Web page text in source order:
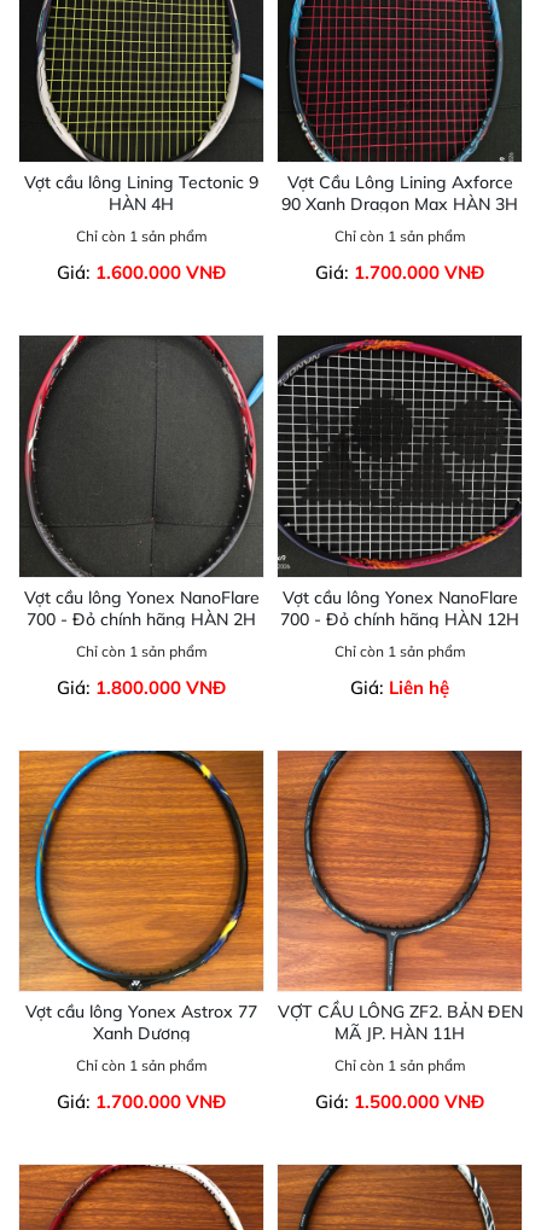
Vợt cầu lông Lining Tectonic 9
HÀN 4H
Chỉ còn 1 sản phẩm
Giá: 1.600.000 VNĐ
Vợt Cầu Lông Lining Axforce
90 Xanh Dragon Max HÀN 3H
Chỉ còn 1 sản phẩm
Giá: 1.700.000 VNĐ
Vợt cầu lông Yonex NanoFlare
700 - Đỏ chính hãng HÀN 2H
Chỉ còn 1 sản phẩm
Giá: 1.800.000 VNĐ
Vợt cầu lông Yonex NanoFlare
700 - Đỏ chính hãng HÀN 12H
Chỉ còn 1 sản phẩm
Giá: Liên hệ
Vợt cầu lông Yonex Astrox 77
Xanh Dương
Chỉ còn 1 sản phẩm
Giá: 1.700.000 VNĐ
VỢT CẦU LÔNG ZF2. BẢN ĐEN
MÃ JP. HÀN 11H
Chỉ còn 1 sản phẩm
Giá: 1.500.000 VNĐ